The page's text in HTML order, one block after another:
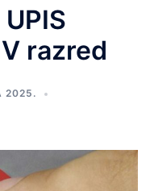
razred
2025.